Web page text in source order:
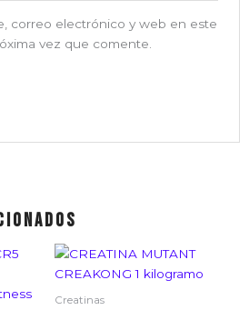
correo electrónico y web en este
vez que comente.
Creatinas